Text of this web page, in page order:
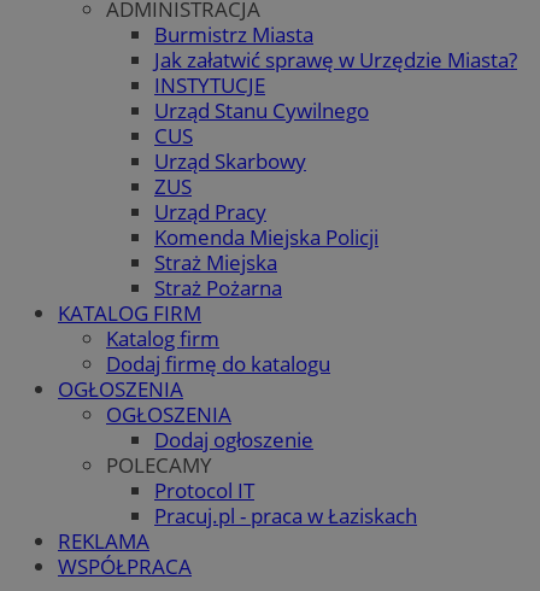
ADMINISTRACJA
Burmistrz Miasta
Jak załatwić sprawę w Urzędzie Miasta?
INSTYTUCJE
Urząd Stanu Cywilnego
CUS
Urząd Skarbowy
ZUS
Urząd Pracy
Komenda Miejska Policji
Straż Miejska
Straż Pożarna
KATALOG FIRM
Katalog firm
Dodaj firmę do katalogu
OGŁOSZENIA
OGŁOSZENIA
Dodaj ogłoszenie
POLECAMY
Protocol IT
Pracuj.pl - praca w Łaziskach
REKLAMA
WSPÓŁPRACA